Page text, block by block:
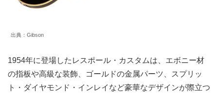
出典：Gibson
1954年に登場したレスポール・カスタムは、エボニー材
の指板や高級な装飾、ゴールドの金属パーツ、スプリッ
ト・ダイヤモンド・インレイなど豪華なデザインが際立つ